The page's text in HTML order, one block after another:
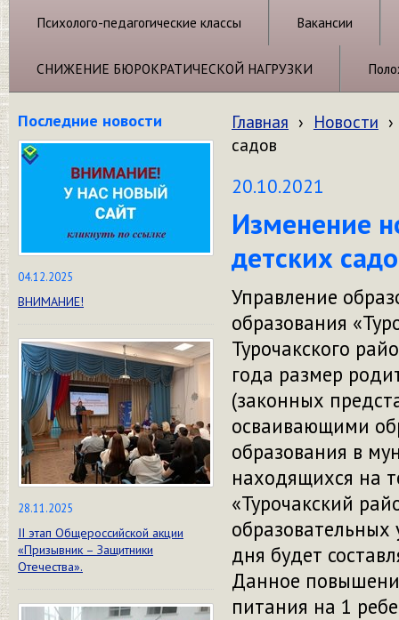
Психолого-педагогические классы Вакансии
СНИЖЕНИЕ БЮРОКРАТИЧЕСКОЙ НАГРУЗКИ
Последние новости
04.12.2025
ВНИМАНИЕ!
28.11.2025
II этап Общероссийской акции
«Призывник – Защитники
Отечества».
Главная › Новости ›
садов
20.10.2021
Изменение
детских
Управление
образования
Турочакского
года размер
(законных
осваивающими
образования в
находящихся на
«Турочакский
дня будет
Данное
питания на 1